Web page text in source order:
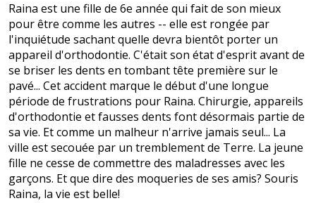
Raina est une fille de 6e année qui fait de son mieux
pour être comme les autres -- elle est rongée par
l'inquiétude sachant quelle devra bientôt porter un
appareil d'orthodontie. C'était son état d'esprit avant de
se briser les dents en tombant tête première sur le
pavé... Cet accident marque le début d'une longue
période de frustrations pour Raina. Chirurgie, appareils
d'orthodontie et fausses dents font désormais partie de
sa vie. Et comme un malheur n'arrive jamais seul... La
ville est secouée par un tremblement de Terre. La jeune
fille ne cesse de commettre des maladresses avec les
garçons. Et que dire des moqueries de ses amis? Souris
Raina, la vie est belle!